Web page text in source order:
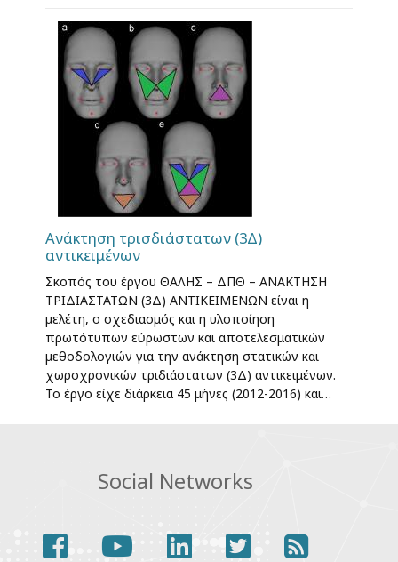
Ανάκτηση τρισδιάστατων (3Δ)
αντικειμένων
Σκοπός του έργου ΘΑΛΗΣ – ΔΠΘ – ΑΝΑΚΤΗΣΗ
ΤΡΙΔΙΑΣΤΑΤΩΝ (3Δ) ΑΝΤΙΚΕΙΜΕΝΩΝ είναι η
μελέτη, ο σχεδιασμός και η υλοποίηση
πρωτότυπων εύρωστων και αποτελεσματικών
μεθοδολογιών για την ανάκτηση στατικών και
χωροχρονικών τριδιάστατων (3Δ) αντικειμένων.
Το έργο είχε διάρκεια 45 μήνες (2012-2016) και…
Social Networks
facebookyoutubelinkedintwitterrss